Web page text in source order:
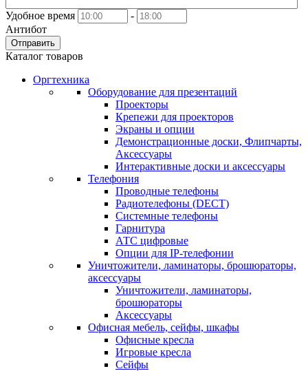
Удобное время
-
Антибот
Отправить
Каталог товаров
Оргтехника
Оборудование для презентаций
Проекторы
Крепежи для проекторов
Экраны и опции
Демонстрационные доски, Флипчарты,
Аксессуары
Интерактивные доски и аксессуары
Телефония
Проводные телефоны
Радиотелефоны (DECT)
Системные телефоны
Гарнитура
АТС цифровые
Опции для IP-телефонии
Уничтожители, ламинаторы, брошюраторы,
аксессуары
Уничтожители, ламинаторы,
брошюраторы
Аксессуары
Офисная мебель, сейфы, шкафы
Офисные кресла
Игровые кресла
Сейфы